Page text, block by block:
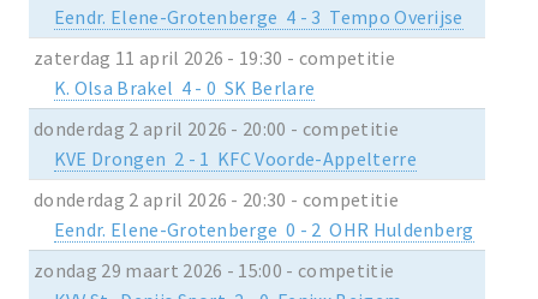
Eendr. Elene-Grotenberge 4 - 3 Tempo Overijse
zaterdag 11 april 2026 - 19:30 - competitie
K. Olsa Brakel 4 - 0 SK Berlare
donderdag 2 april 2026 - 20:00 - competitie
KVE Drongen 2 - 1 KFC Voorde-Appelterre
donderdag 2 april 2026 - 20:30 - competitie
Eendr. Elene-Grotenberge 0 - 2 OHR Huldenberg
zondag 29 maart 2026 - 15:00 - competitie